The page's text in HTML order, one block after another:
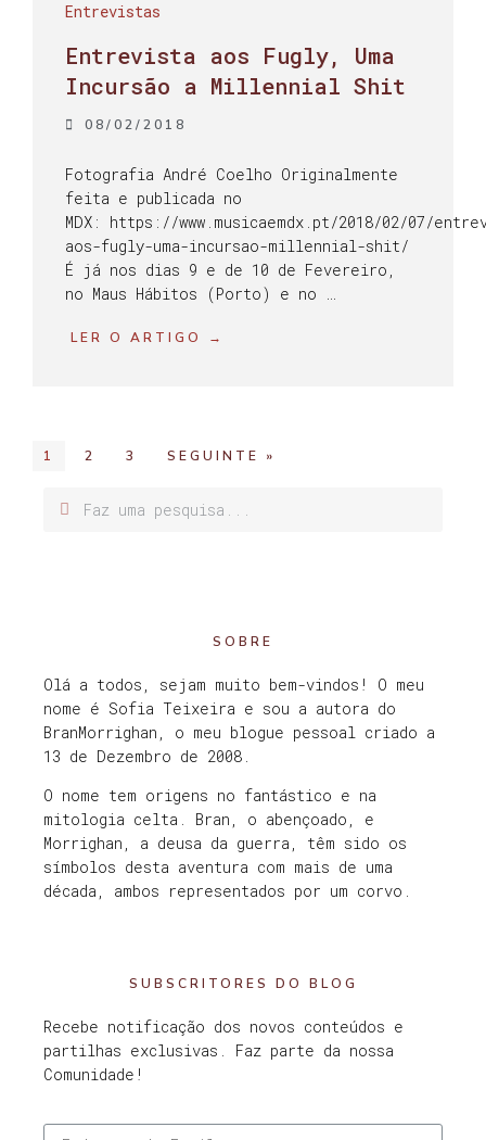
Entrevistas
Entrevista aos Fugly, Uma
Incursão a Millennial Shit
08/02/2018
Fotografia André Coelho Originalmente
feita e publicada no
MDX: https://www.musicaemdx.pt/2018/02/07/
aos-fugly-uma-incursao-millennial-shit/
É já nos dias 9 e de 10 de Fevereiro,
no Maus Hábitos (Porto) e no …
LER O ARTIGO →
1 2 3 SEGUINTE »
SOBRE
Olá a todos, sejam muito bem-vindos! O meu
nome é Sofia Teixeira e sou a autora do
BranMorrighan, o meu blogue pessoal criado a
13 de Dezembro de 2008.
O nome tem origens no fantástico e na
mitologia celta. Bran, o abençoado, e
Morrighan, a deusa da guerra, têm sido os
símbolos desta aventura com mais de uma
década, ambos representados por um corvo.
SUBSCRITORES DO BLOG
Recebe notificação dos novos conteúdos e
partilhas exclusivas. Faz parte da nossa
Comunidade!